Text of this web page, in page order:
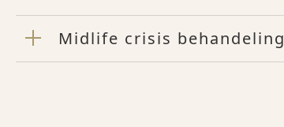
Midlife crisis behandeling